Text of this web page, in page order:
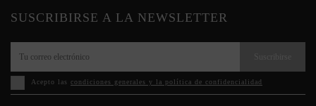
SUSCRIBIRSE A LA NEWSLETTER
Acepto las condiciones generales y la política de confidencialidad